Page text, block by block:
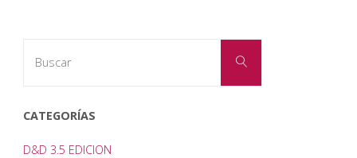
Buscar
CATEGORÍAS
D&D 3.5 EDICION